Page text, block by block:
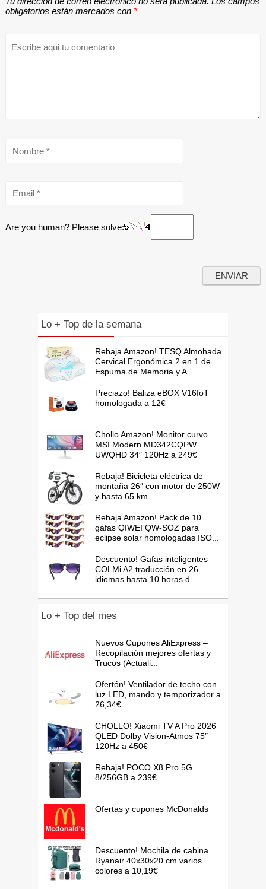
obligatorios están marcados con *
Are you human? Please solve:
Lo + Top de la semana
Rebaja Amazon! TESQ Almohada
Cervical Ergonómica 2 en 1 de
Espuma de Memoria y A...
Preciazo! Baliza eBOX V16IoT
homologada a 12€
Chollo Amazon! Monitor curvo
MSI Modern MD342CQPW
UWQHD 34″ 120Hz a 249€
Rebaja! Bicicleta eléctrica de
montaña 26″ con motor de 250W
y hasta 65 km...
Rebaja Amazon! Pack de 10
gafas QIWEI QW-SOZ para
eclipse solar homologadas ISO...
Descuento! Gafas inteligentes
COLMi A2 traducción en 26
idiomas hasta 10 horas d...
Lo + Top del mes
Nuevos Cupones AliExpress –
Recopilación mejores ofertas y
Trucos (Actuali...
Ofertón! Ventilador de techo con
luz LED, mando y temporizador a
26,34€
CHOLLO! Xiaomi TV A Pro 2026
QLED Dolby Vision-Atmos 75″
120Hz a 450€
Rebaja! POCO X8 Pro 5G
8/256GB a 239€
Ofertas y cupones McDonalds
Descuento! Mochila de cabina
Ryanair 40x30x20 cm varios
colores a 10,19€